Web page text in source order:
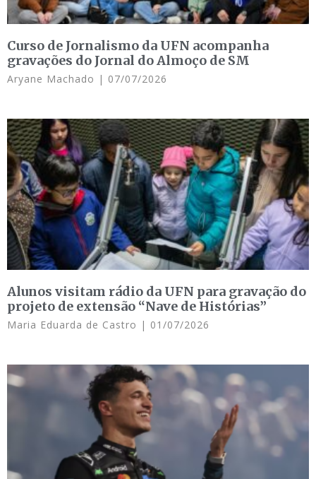
Curso de Jornalismo da UFN acompanha
gravações do Jornal do Almoço de SM
Aryane Machado 07/07/2026
Alunos visitam rádio da UFN para gravação do
projeto de extensão “Nave de Histórias”
Maria Eduarda de Castro 01/07/2026